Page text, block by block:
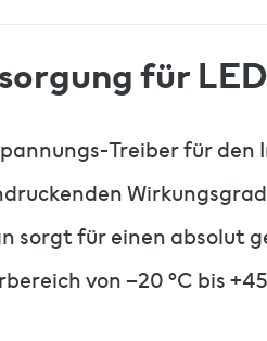
für
Treiber für
sorgt für einen absolut
von –20 °C bis